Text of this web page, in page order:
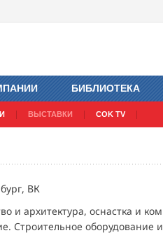
ВЫСТАВКИ COK TV
БИБЛИОТЕКА
ВК
и архитектура, оснастка и
Строительное оборудование